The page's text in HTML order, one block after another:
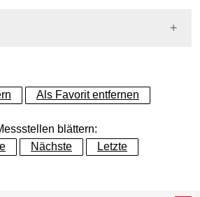
Als Favorit entfernen
blättern:
Nächste Letzte